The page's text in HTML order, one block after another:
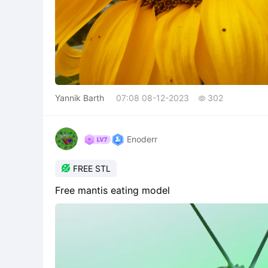
Yannik Barth 07:08 08-12-2023  302
Enoderr
 FREE STL
Free mantis eating model